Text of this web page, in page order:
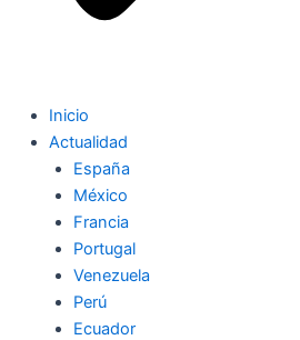
Inicio
Actualidad
España
México
Francia
Portugal
Venezuela
Perú
Ecuador